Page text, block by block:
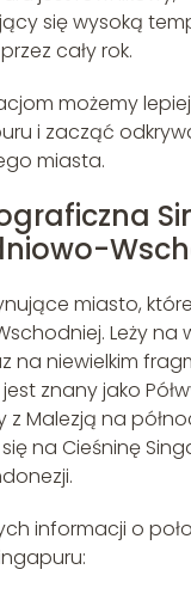
się wysoką
cały rok.
możemy
i zacząć
miasta.
miasto,
Leży na
na niewielkim
znany jako
z Malezją na
na Cieśninę
informacji o